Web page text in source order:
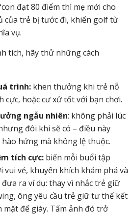
đạt 80 điểm thì mẹ mới cho
của trẻ bị tước đi, khiến golf từ
vụ.
tích, hãy thử những cách
trình: khen thưởng khi trẻ nỗ
cực, hoặc cư xử tốt với bạn chơi.
ngẫu nhiên: không phải lúc
đôi khi sẽ có – điều này
hứng mà không lệ thuộc.
tích cực: biến mỗi buổi tập
vẻ, khuyến khích khám phá và
ra ví dụ: thay vì nhắc trẻ giữ
ông yêu cầu trẻ giữ tư thế kết
mặt đế giày. Tấm ảnh đó trở